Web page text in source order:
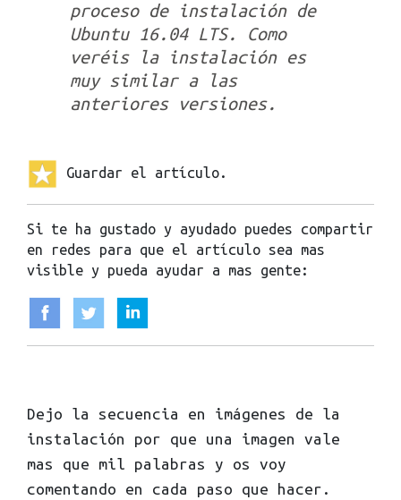
proceso de instalación de
Ubuntu 16.04 LTS. Como
veréis la instalación es
muy similar a las
anteriores versiones.
Guardar el artículo.
Si te ha gustado y ayudado puedes compartir
en redes para que el artículo sea mas
visible y pueda ayudar a mas gente:
Dejo la secuencia en imágenes de la
instalación por que una imagen vale
mas que mil palabras y os voy
comentando en cada paso que hacer.